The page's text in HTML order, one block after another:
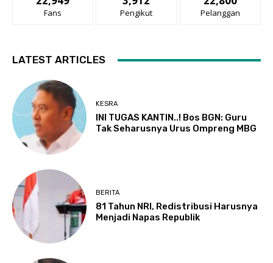
Fans Pengikut Pelanggan
LATEST ARTICLES
KESRA
INI TUGAS KANTIN..! Bos BGN: Guru
Tak Seharusnya Urus Ompreng MBG
BERITA
81 Tahun NRI, Redistribusi Harusnya
Menjadi Napas Republik